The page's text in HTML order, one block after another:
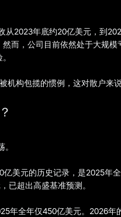
从2023年底约20亿美元，到
而，公司目前依然处于大规模
构包揽的惯例，这对散户来
美元的历史记录，是2025年
已超出高盛基准预测。
年全年仅450亿美元。2026年